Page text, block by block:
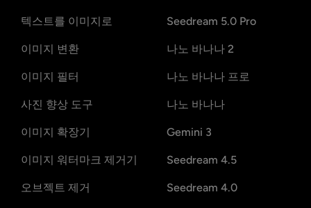
텍스트를 이미지로
이미지 변환
이미지 필터
사진 향상 도구
이미지 확장기
이미지 워터마크 제거기
오브젝트 제거
Seedream 5.0 Pro
나노 바나나 2
나노 바나나 프로
나노 바나나
Gemini 3
Seedream 4.5
Seedream 4.0